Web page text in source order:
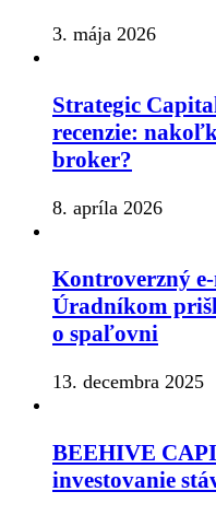
3. mája 2026
Strategic
recenzie:
broker?
8. apríla 2026
Kontroverzný
Úradníkom
o spaľovni
13. decembra 2025
BEEHIVE
investovanie